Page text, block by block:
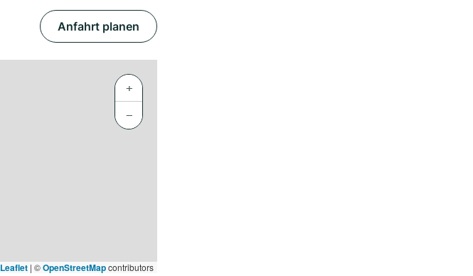
Anfahrt planen
+
−
Leaflet | ©OpenStreetMapcontributors